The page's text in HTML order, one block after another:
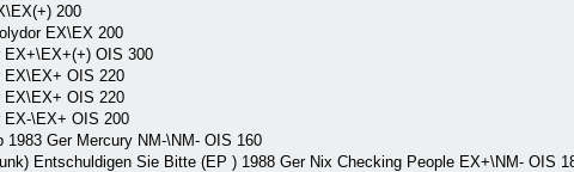
200
EX\EX 200
EX+\EX+(+) OIS 300
EX\EX+ OIS 220
EX\EX+ OIS 220
EX-\EX+ OIS 200
Ger Mercury NM-\NM- OIS 160
Entschuldigen Sie Bitte (EP ) 1988 Ger Nix Checking People EX+\NM- OIS